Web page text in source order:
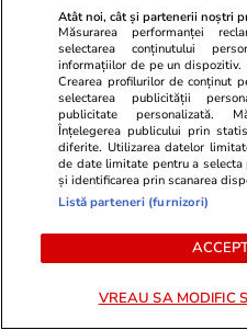
vizualizări. Cum apare
Știri Externe
Un bărbat și-a uitat
spre Germania. A
kilometri: „Am crezut
Moody’s menține
Atât noi, cât și partenerii noștri
Măsurarea performanței
selectarea conținutului
informațiilor de pe un dispozitiv.
Crearea profilurilor de conținut
selectarea publicității
publicitate personalizată.
Înțelegerea publicului prin
diferite. Utilizarea datelor
de date limitate pentru a
și identificarea prin scanarea
Listă parteneri (furnizori)
VREAU SA MODIFIC